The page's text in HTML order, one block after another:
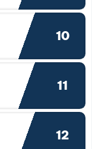
10
11
12